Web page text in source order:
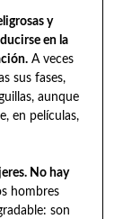
y
en la
A veces
sus fases,
aunque
en películas,
No hay
hombres
son